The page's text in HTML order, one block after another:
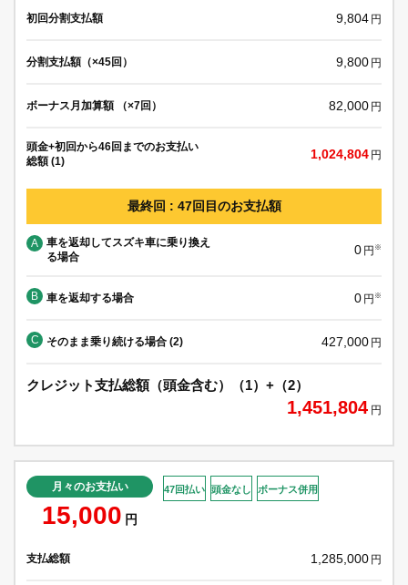
初回分割支払額 9,804 円
分割支払額（×45回） 9,800 円
ボーナス月加算額 （×7回） 82,000 円
頭金+初回から46回までのお支払い
総額 (1)
1,024,804 円
最終回 : 47回目のお支払額
A
車を返却してスズキ車に乗り換え
る場合
0 円 ※
B 車を返却する場合 0 円 ※
C そのまま乗り続ける場合 (2) 427,000 円
クレジット支払総額（頭金含む）（1）+（2）
1,451,804 円
月々のお支払い
15,000 円
47回払い 頭金なし ボーナス併用
支払総額 1,285,000 円